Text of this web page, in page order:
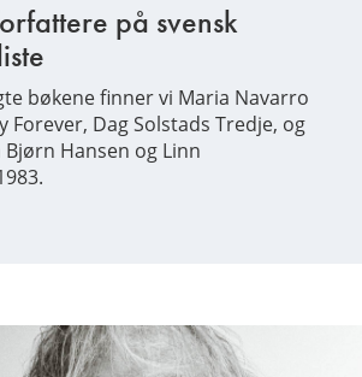
på svensk
bøkene finner vi Maria Navarro
Forever, Dag Solstads Tredje, og
Hansen og Linn